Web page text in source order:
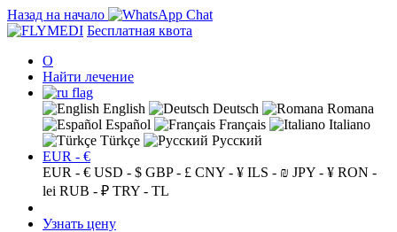
Назад на начало
Бесплатная квота
О
Найти лечение
English Deutsch
Romana
Español
Français
Italiano
Türkçe
Русский
EUR - €
EUR - € USD - $ GBP - £ CNY - ¥ ILS - ₪ JPY - ¥ RON -
lei RUB - ₽ TRY - TL
Узнать цену